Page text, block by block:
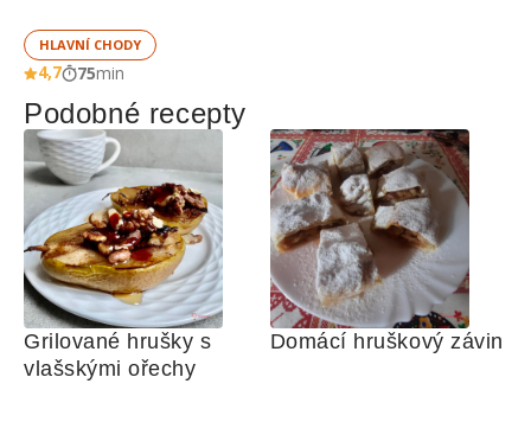
HLAVNÍ CHODY
4,7 75min
Podobné recepty
Grilované hrušky s
vlašskými ořechy
Domácí hruškový závin